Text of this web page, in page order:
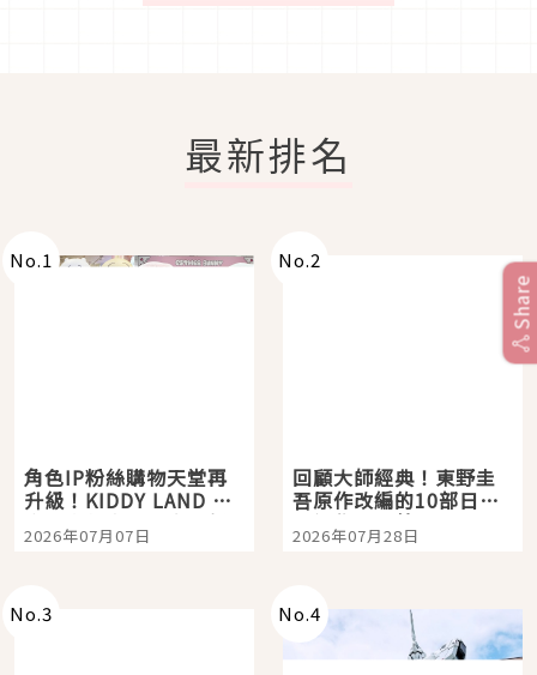
最新排名
No.1
角色IP粉絲購物天堂再
升級！KIDDY LAND 原
宿店吉伊卡哇迎客，新
開幕 OMOKADO 店3分
2026年07月07日
No.2
回顧大師經典！東野圭
吾原作改編的10部日本
影視作品推薦
2026年07月28日
No.3 No.4
Share